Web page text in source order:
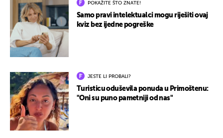
POKAŽITE ŠTO ZNATE!
Samo pravi intelektualci mogu riješiti ovaj
kviz bez ijedne pogreške
JESTE LI PROBALI?
Turisticu oduševila ponuda u Primoštenu:
"Oni su puno pametniji od nas"